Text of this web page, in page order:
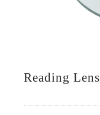
Reading Lens